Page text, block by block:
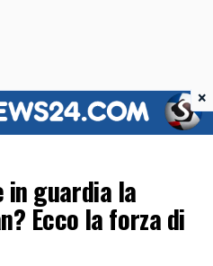
in guardia la
Ecco la forza di
×